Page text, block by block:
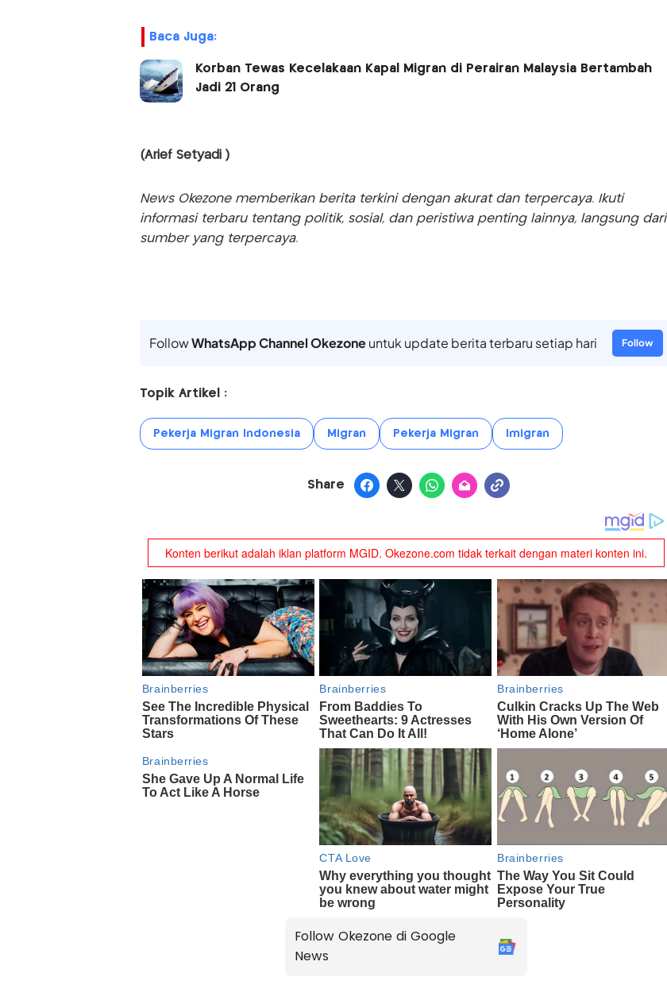
Baca Juga:
Korban Tewas Kecelakaan Kapal Migran di Perairan Malaysia Bertambah
Jadi 21 Orang
(Arief Setyadi )
News Okezone memberikan berita terkini dengan akurat dan terpercaya. Ikuti
informasi terbaru tentang politik, sosial, dan peristiwa penting lainnya, langsung dari
sumber yang terpercaya.
FollowWhatsApp Channel Okezoneuntuk update berita terbaru setiap hari Follow
Topik Artikel :
Pekerja Migran Indonesia Migran Pekerja Migran Imigran
Share
Follow Okezone di Google
News